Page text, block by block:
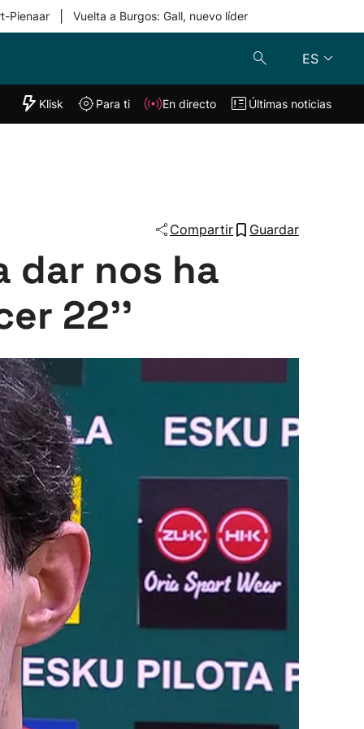
Pienaar Vuelta a Burgos: Gall, nuevo líder
ES
"Helmuga"
Klisk En directo
Klisk Para ti En directo Últimas noticias
Compartir Guardar
dar nos ha
22''